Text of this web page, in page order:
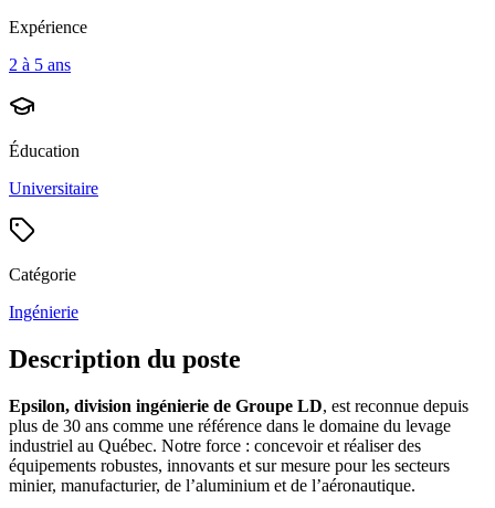
Expérience
2 à 5 ans
Éducation
Universitaire
Catégorie
Ingénierie
Description du poste
Epsilon, division ingénierie de Groupe LD, est reconnue depuis
plus de 30 ans comme une référence dans le domaine du levage
industriel au Québec. Notre force : concevoir et réaliser des
équipements robustes, innovants et sur mesure pour les secteurs
minier, manufacturier, de l’aluminium et de l’aéronautique.